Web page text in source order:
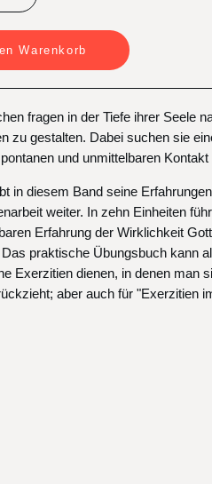
Warenkorb
fragen in der Tiefe ihrer Seele
zu gestalten. Dabei suchen sie
und unmittelbaren Kontakt
in diesem Band seine
weiter. In zehn Einheiten
Erfahrung der Wirklichkeit
praktische Übungsbuch kann
Exerzitien dienen, in denen man
aber auch für "Exerzitien